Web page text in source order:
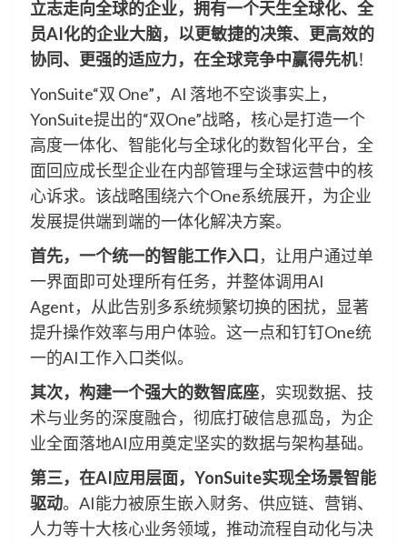
立志走向全球的企业，拥有一个天生全球化、全
员AI化的企业大脑，以更敏捷的决策、更高效的
协同、更强的适应力，在全球竞争中赢得先机！
YonSuite“双 One”，AI 落地不空谈事实上，
YonSuite提出的“双One”战略，核心是打造一个
高度一体化、智能化与全球化的数智化平台，全
面回应成长型企业在内部管理与全球运营中的核
心诉求。该战略围绕六个One系统展开，为企业
发展提供端到端的一体化解决方案。
首先，一个统一的智能工作入口，让用户通过单
一界面即可处理所有任务，并整体调用AI
Agent，从此告别多系统频繁切换的困扰，显著
提升操作效率与用户体验。这一点和钉钉One统
一的AI工作入口类似。
其次，构建一个强大的数智底座，实现数据、技
术与业务的深度融合，彻底打破信息孤岛，为企
业全面落地AI应用奠定坚实的数据与架构基础。
第三，在AI应用层面， YonSuite实现全场景智能
驱动。AI能力被原生嵌入财务、供应链、营销、
人力等十大核心业务领域，推动流程自动化与决